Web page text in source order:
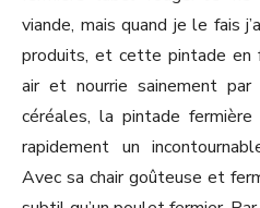
viande, mais quand je le fais
produits, et cette pintade en
air et nourrie sainement
céréales, la pintade
rapidement un
Avec sa chair goûteuse et